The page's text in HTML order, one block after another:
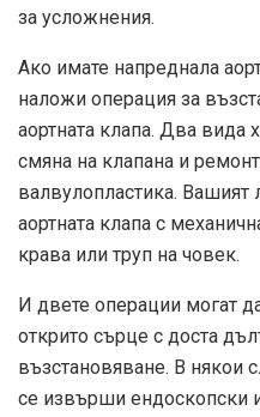
за усложнения.
Ако имате напреднала
наложи операция за
аортната клапа. Два вида
смяна на клапана и
валвулопластика.
аортната клапа с
крава или труп на човек.
И двете операции могат
открито сърце с доста
възстановяване. В някои
се извърши ендоскопски